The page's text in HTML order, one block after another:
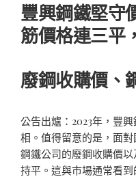
豐興鋼鐵堅守
筋價格連三平
廢鋼收購價、
公告出爐：2023年，豐
相。值得留意的是，面
鋼鐵公司的廢鋼收購價
持平。這與市場通常看